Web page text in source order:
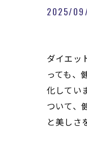
2025/
ダイエッ
っても、
化してい
ついて、
と美しさ